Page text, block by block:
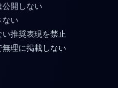
開しない
ない
い推奨表現を禁止
理に掲載しない